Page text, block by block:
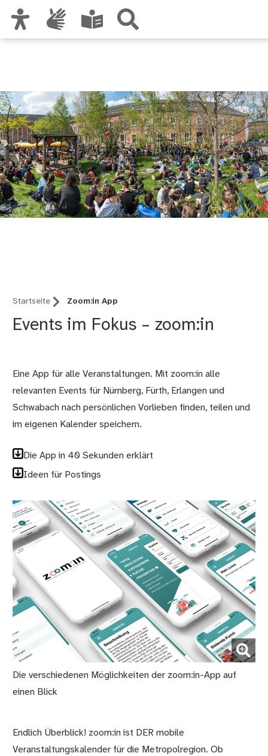
Startseite Zoom:in App
Events im Fokus – zoom:in
Eine App für alle Veranstaltungen. Mit zoom:in alle
relevanten Events für Nürnberg, Fürth, Erlangen und
Schwabach nach persönlichen Vorlieben finden, teilen und
im eigenen Kalender speichern.
Die App in 40 Sekunden erklärt
Ideen für Postings
(Bild vergrößern)
Die verschiedenen Möglichkeiten der zoom:in-App auf
einen Blick
Endlich Überblick! zoom:in ist DER mobile
Veranstaltungskalender für die Metropolregion. Ob